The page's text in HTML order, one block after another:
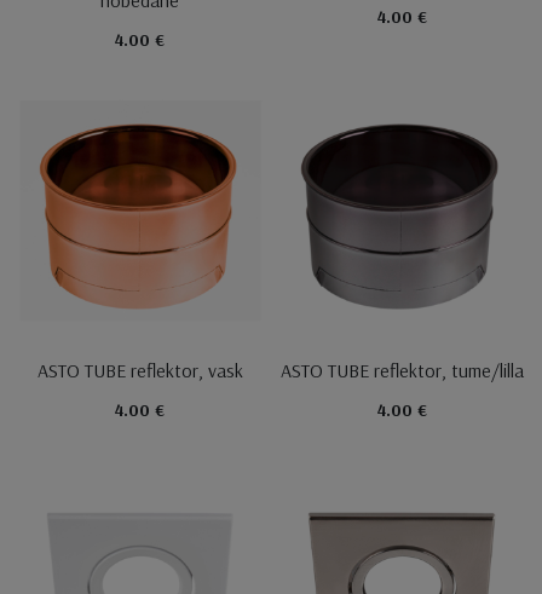
4.00 €
4.00 €
ASTO TUBE reflektor, vask
4.00 €
ASTO TUBE reflektor, tume/lilla
4.00 €